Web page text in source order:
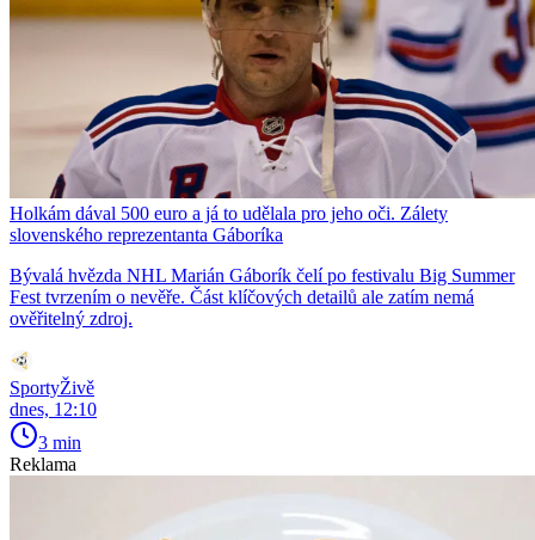
Holkám dával 500 euro a já to udělala pro jeho oči. Zálety
slovenského reprezentanta Gáboríka
Bývalá hvězda NHL Marián Gáborík čelí po festivalu Big Summer
Fest tvrzením o nevěře. Část klíčových detailů ale zatím nemá
ověřitelný zdroj.
SportyŽivě
dnes, 12:10
3 min
Reklama